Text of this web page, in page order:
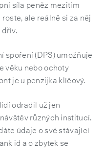
síla peněz mezitím
ale reálně si za něj
dřív.
spoření (DPS) umožňuje
věku nebo ochoty
je u penzijka klíčový.
odradil už jen
různých institucí.
údaje o své stávající
id a o zbytek se